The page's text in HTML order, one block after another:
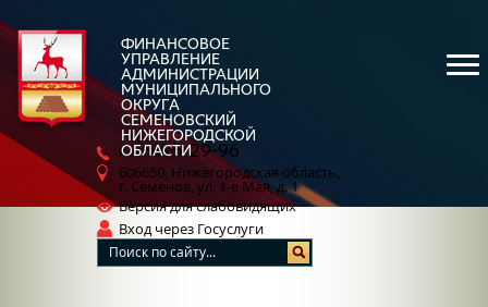
ФИНАНСОВОЕ
УПРАВЛЕНИЕ
АДМИНИСТРАЦИИ
МУНИЦИПАЛЬНОГО
ОКРУГА
СЕМЕНОВСКИЙ
НИЖЕГОРОДСКОЙ
ОБЛАСТИ
8 (83162)5-29-96
606650, Нижегородская область,
г. Семенов, ул. 1-е Мая, д. 1
Версия для слабовидящих
Вход через Госуслуги